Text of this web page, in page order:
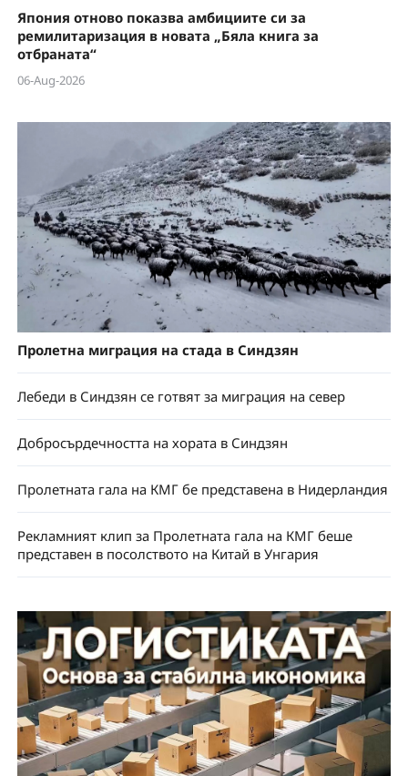
Япония отново показва амбициите си за
ремилитаризация в новата „Бяла книга за
отбраната“
06-Aug-2026
Пролетна миграция на стада в Синдзян
Лебеди в Синдзян се готвят за миграция на север
Добросърдечността на хората в Синдзян
Пролетната гала на КМГ бе представена в Нидерландия
Рекламният клип за Пролетната гала на КМГ беше
представен в посолството на Китай в Унгария